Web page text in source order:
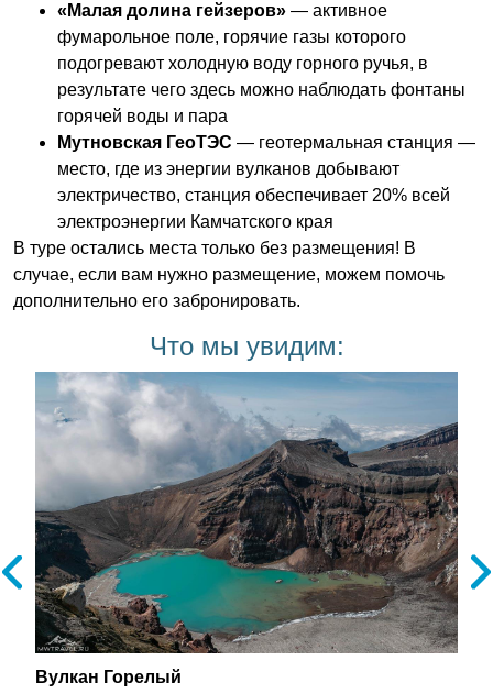
«Малая долина гейзеров» — активное
фумарольное поле, горячие газы которого
подогревают холодную воду горного ручья, в
результате чего здесь можно наблюдать фонтаны
горячей воды и пара
Мутновская ГеоТЭС — геотермальная станция —
место, где из энергии вулканов добывают
электричество, станция обеспечивает 20% всей
электроэнергии Камчатского края
В туре остались места только без размещения! В
случае, если вам нужно размещение, можем помочь
дополнительно его забронировать.
Что мы увидим:
Вулкан Горелый